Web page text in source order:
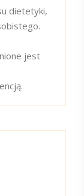
dietetyki,
jest